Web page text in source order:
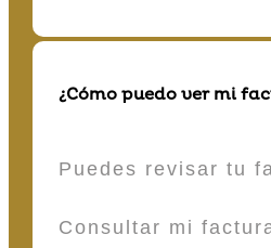
¿Cómo puedo ver mi
Puedes revisar tu
Consultar mi